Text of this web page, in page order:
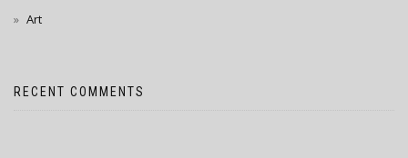
Art
RECENT COMMENTS